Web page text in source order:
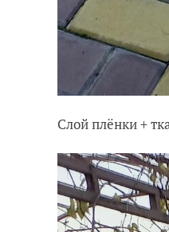
Слой плёнки +